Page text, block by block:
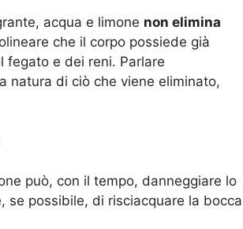
acqua e limone non elimina
che il corpo possiede già
fegato e dei reni. Parlare
natura di ciò che viene eliminato,
può, con il tempo, danneggiare lo
se possibile, di risciacquare la bocca